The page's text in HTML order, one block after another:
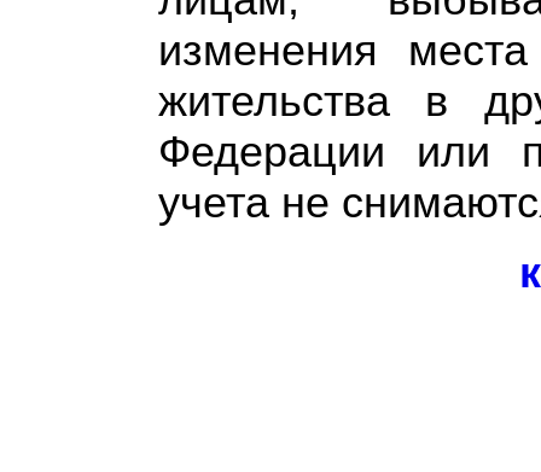
изменения
жительства в
Федерации или
учета не